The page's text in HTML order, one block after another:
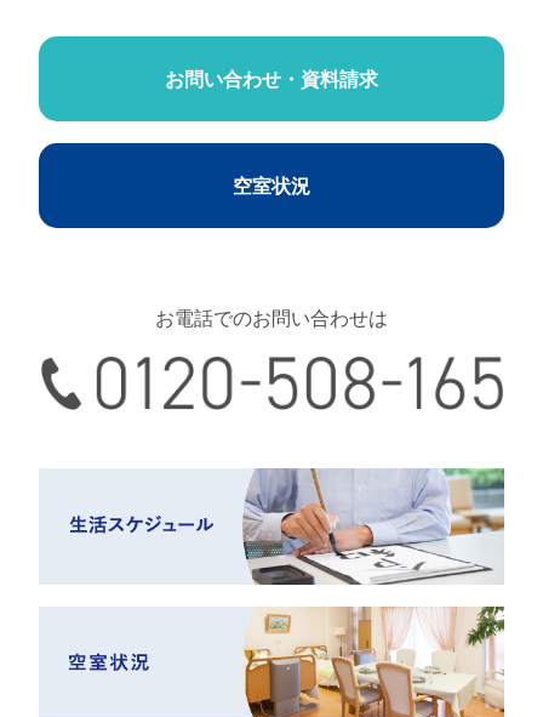
お問い合わせ・資料請求
空室状況
お電話でのお問い合わせは
0120-508-165